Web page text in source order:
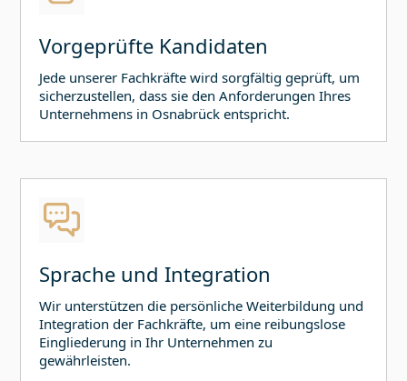
Vorgeprüfte Kandidaten
Jede unserer Fachkräfte wird sorgfältig geprüft, um
sicherzustellen, dass sie den Anforderungen Ihres
Unternehmens in Osnabrück entspricht.
Sprache und Integration
Wir unterstützen die persönliche Weiterbildung und
Integration der Fachkräfte, um eine reibungslose
Eingliederung in Ihr Unternehmen zu
gewährleisten.